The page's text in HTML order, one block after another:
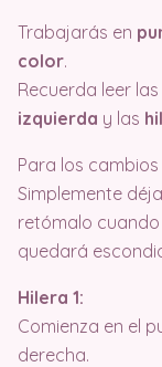
Trabajarás en
color.
Recuerda leer las
izquierda y las
Para los cambios
Simplemente
retómalo
quedará
Hilera 1:
Comienza en el
derecha.